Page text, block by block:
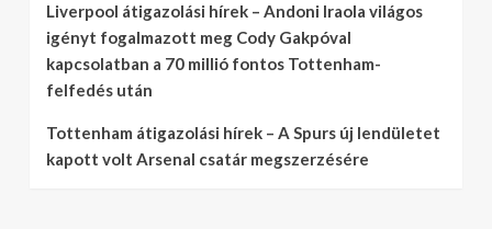
Liverpool átigazolási hírek – Andoni Iraola világos
igényt fogalmazott meg Cody Gakpóval
kapcsolatban a 70 millió fontos Tottenham-
felfedés után
Tottenham átigazolási hírek – A Spurs új lendületet
kapott volt Arsenal csatár megszerzésére